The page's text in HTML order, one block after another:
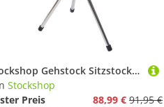
Stockshop Gehstock Sitzstock Trio Maxi, Aluminium-Gestell, Sitz ABS
Stockshop
Preis
88,99 € 91,95 €